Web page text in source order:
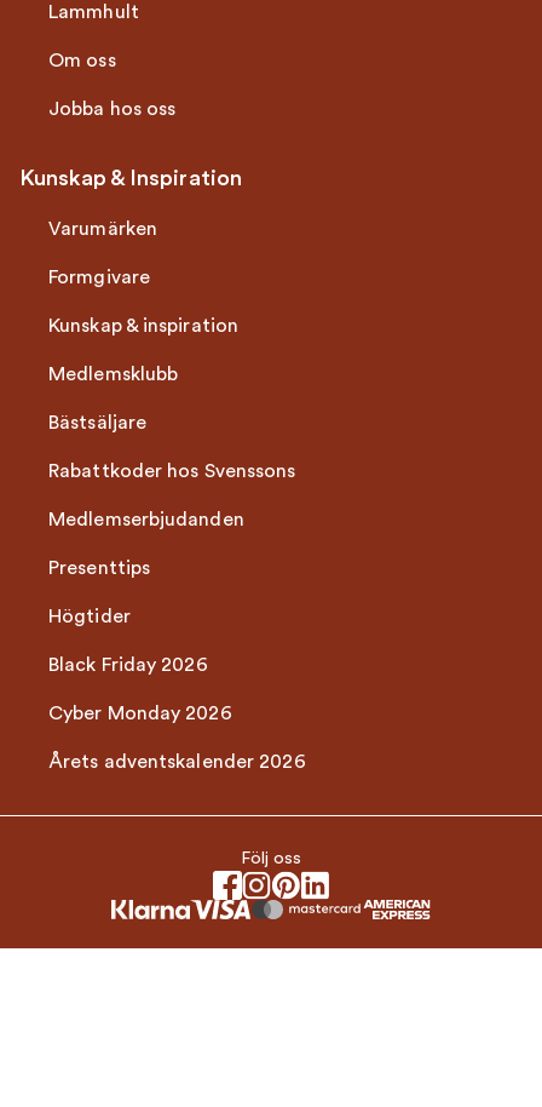
Lammhult
Om oss
Jobba hos oss
Kunskap & Inspiration
Varumärken
Formgivare
Kunskap & inspiration
Medlemsklubb
Bästsäljare
Rabattkoder hos Svenssons
Medlemserbjudanden
Presenttips
Högtider
Black Friday 2026
Cyber Monday 2026
Årets adventskalender 2026
Följ oss